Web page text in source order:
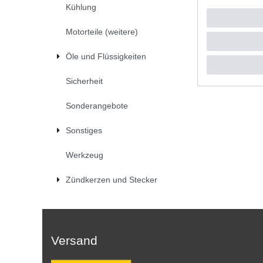
Kühlung
Motorteile (weitere)
Öle und Flüssigkeiten
Sicherheit
Sonderangebote
Sonstiges
Werkzeug
Zündkerzen und Stecker
UVP
*inkl.
Versand